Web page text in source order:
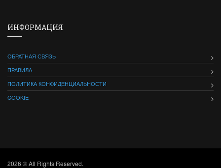
ИНФОРМАЦИЯ
ОБРАТНАЯ СВЯЗЬ
ПРАВИЛА
ПОЛИТИКА КОНФИДЕНЦИАЛЬНОСТИ
COOKIE
2026 © All Rights Reserved.